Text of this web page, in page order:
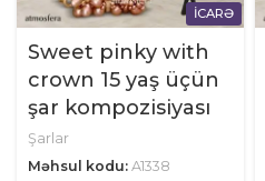
İCARƏ
Sweet pinky with
crown 15 yaş üçün
şar kompozisiyası
Şarlar
Məhsul kodu: A1338